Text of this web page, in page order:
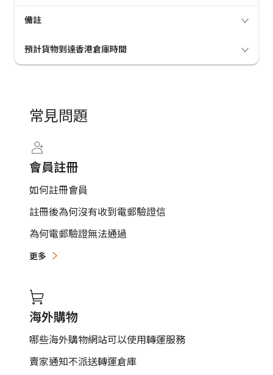
備註
海外倉庫出庫時間為香港時間。
會員毋須額外付費就可合併多國貨物，運費以合
間」將貨物自動出庫送回香港；
排送港；
所有海外倉庫星期六、星期天及法定假日休息，
如貨物無法派送、快遞公司會自動安排在下一個
工作天派送；
期，出庫及到達時間將會順延。
預計貨物到達香港倉庫時間
天
常見問題
會員註冊
如何註冊會員
註冊後為何沒有收到電郵驗證信
為何電郵驗證無法通過
更多
海外購物
哪些海外購物網站可以使用轉運服務
賣家通知不派送轉運倉庫